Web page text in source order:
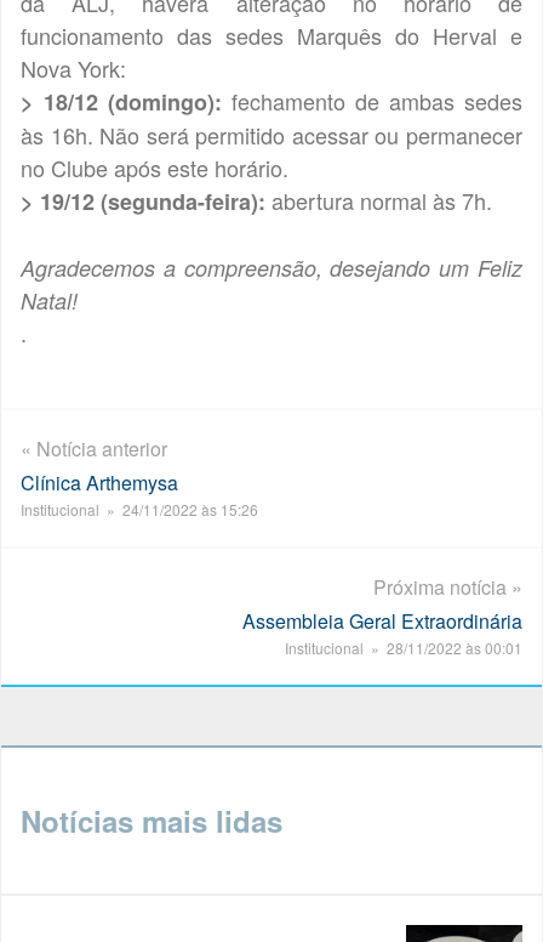
funcionamento das sedes Marquês do Herval e
Nova York:
> 18/12 (domingo): fechamento de ambas sedes
às 16h. Não será permitido acessar ou permanecer
no Clube após este horário.
> 19/12 (segunda-feira): abertura normal às 7h.
Agradecemos a compreensão, desejando um Feliz
Natal!
.
« Notícia anterior
Clínica Arthemysa
Institucional » 24/11/2022 às 15:26
Próxima notícia »
Assembleia Geral Extraordinária
Institucional » 28/11/2022 às 00:01
Notícias mais lidas